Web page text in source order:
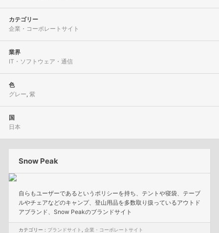
カテゴリー
企業・コーポレートサイト
業界
IT・ソフトウェア・通信
色
グレー 紫
国
日本
Snow Peak
自らもユーザーであるというポリシーを持ち、テントや寝袋、テーブ
ルやチェアなどのキャンプ、登山用品を多数取り扱っているアウトド
アブランド、Snow Peakのブランドサイト
カテゴリー : ブランドサイト 企業・コーポレートサイト